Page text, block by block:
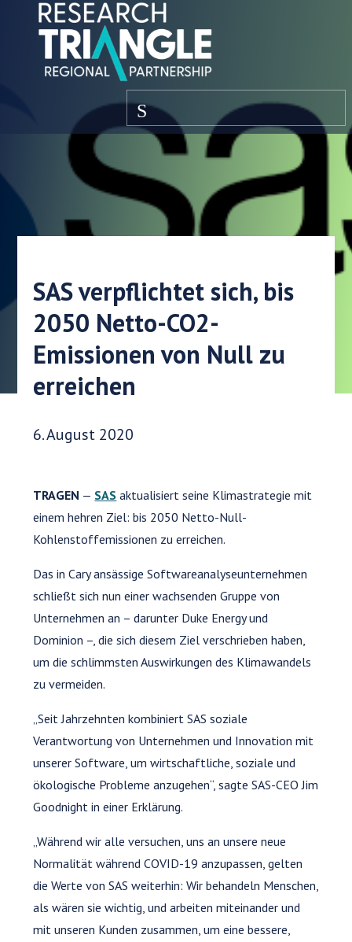
Zum Inhalt springen
Speisekarte
SAS verpflichtet sich, bis
2050 Netto-CO2-
Emissionen von Null zu
erreichen
Veröffentlichungsdatum:
6. August 2020
TRAGEN — SAS aktualisiert seine Klimastrategie mit
einem hehren Ziel: bis 2050 Netto-Null-
Kohlenstoffemissionen zu erreichen.
Das in Cary ansässige Softwareanalyseunternehmen
schließt sich nun einer wachsenden Gruppe von
Unternehmen an – darunter Duke Energy und
Dominion –, die sich diesem Ziel verschrieben haben,
um die schlimmsten Auswirkungen des Klimawandels
zu vermeiden.
„Seit Jahrzehnten kombiniert SAS soziale
Verantwortung von Unternehmen und Innovation mit
unserer Software, um wirtschaftliche, soziale und
ökologische Probleme anzugehen“, sagte SAS-CEO Jim
Goodnight in einer Erklärung.
„Während wir alle versuchen, uns an unsere neue
Normalität während COVID-19 anzupassen, gelten
die Werte von SAS weiterhin: Wir behandeln Menschen,
als wären sie wichtig, und arbeiten miteinander und
mit unseren Kunden zusammen, um eine bessere,